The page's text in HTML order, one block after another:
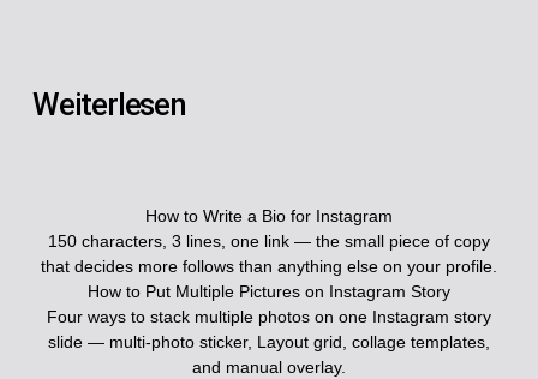
Weiterlesen
How to Write a Bio for Instagram
150 characters, 3 lines, one link — the small piece of copy
that decides more follows than anything else on your profile.
How to Put Multiple Pictures on Instagram Story
Four ways to stack multiple photos on one Instagram story
slide — multi-photo sticker, Layout grid, collage templates,
and manual overlay.